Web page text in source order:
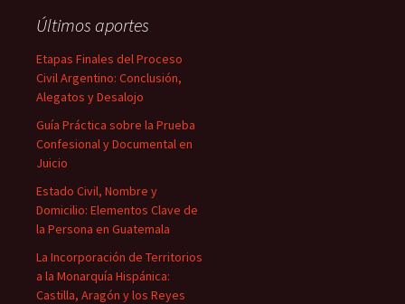
Últimos aportes
Etapas Finales del Proceso
Civil Argentino: Conclusión,
Alegatos y Desalojo
Guía Práctica sobre la Prueba
Confesional y Documental en
Juicio
Estado Civil, Nombre y
Domicilio: Elementos Clave de
la Persona en Guatemala
La Incorporación de Territorios
a la Monarquía Hispánica:
Castilla, Aragón y los Reyes